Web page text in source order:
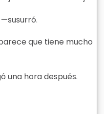
que tiene mucho
una hora después.